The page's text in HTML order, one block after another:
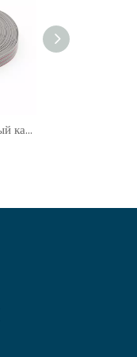
Подсоедините ленточный кабель WireFlat UL2648